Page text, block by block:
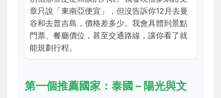
章只說「東南亞便宜」，但沒告訴你12月去曼
谷和去普吉島，價格差多少。我會具體到景點
門票、餐廳價位，甚至交通路線，讓你看了就
能規劃行程。
第一個推薦國家：泰國 – 陽光與文